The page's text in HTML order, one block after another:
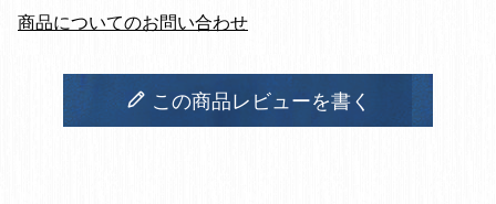
商品についてのお問い合わせ
この商品レビューを書く